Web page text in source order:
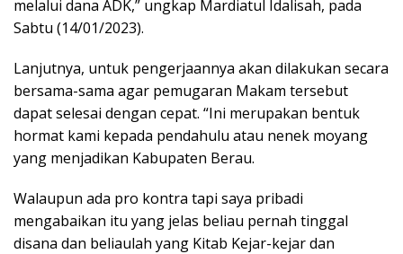
melalui dana ADK,” ungkap Mardiatul Idalisah, pada
Sabtu (14/01/2023).
Lanjutnya, untuk pengerjaannya akan dilakukan secara
bersama-sama agar pemugaran Makam tersebut
dapat selesai dengan cepat. “Ini merupakan bentuk
hormat kami kepada pendahulu atau nenek moyang
yang menjadikan Kabupaten Berau.
Walaupun ada pro kontra tapi saya pribadi
mengabaikan itu yang jelas beliau pernah tinggal
disana dan beliaulah yang Kitab Kejar-kejar dan